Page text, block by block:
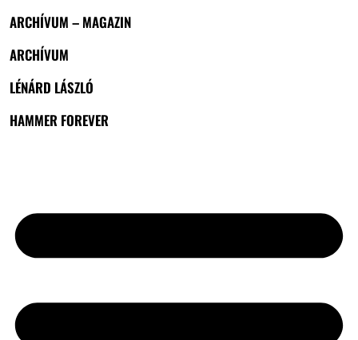
ARCHÍVUM – MAGAZIN
ARCHÍVUM
LÉNÁRD LÁSZLÓ
HAMMER FOREVER